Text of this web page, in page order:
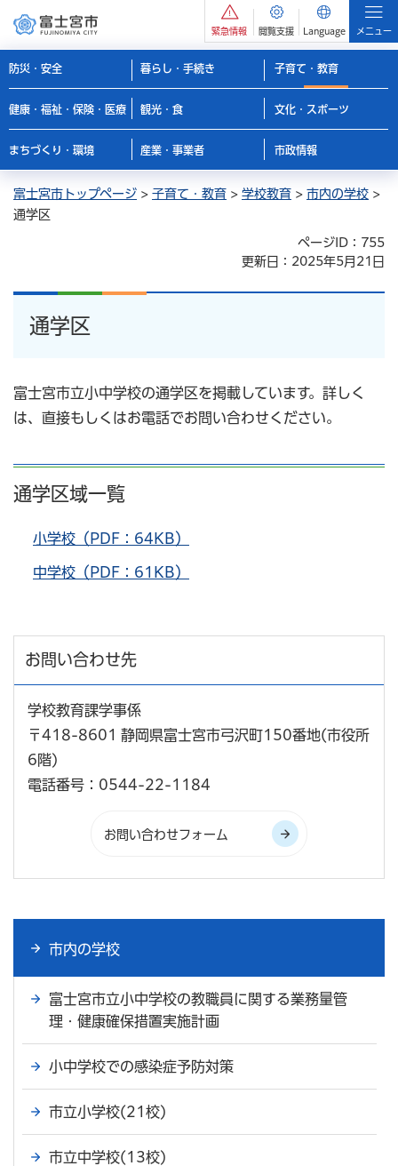
緊急情報 閲覧支援 Language メニュー
防災・安全 暮らし・手続き 子育て・教育
健康・福祉・保険・医療 観光・食 文化・スポーツ
まちづくり・環境 産業・事業者 市政情報
富士宮市トップページ > 子育て・教育 > 学校教育 > 市内の学校 >
通学区
ページID：755
更新日：2025年5月21日
通学区
富士宮市立小中学校の通学区を掲載しています。詳しく
は、直接もしくはお電話でお問い合わせください。
通学区域一覧
小学校（PDF：64KB）
中学校（PDF：61KB）
お問い合わせ先
学校教育課学事係
〒418-8601 静岡県富士宮市弓沢町150番地(市役所
6階)
電話番号：0544-22-1184
市内の学校
富士宮市立小中学校の教職員に関する業務量管
理・健康確保措置実施計画
小中学校での感染症予防対策
市立小学校(21校)
市立中学校(13校)